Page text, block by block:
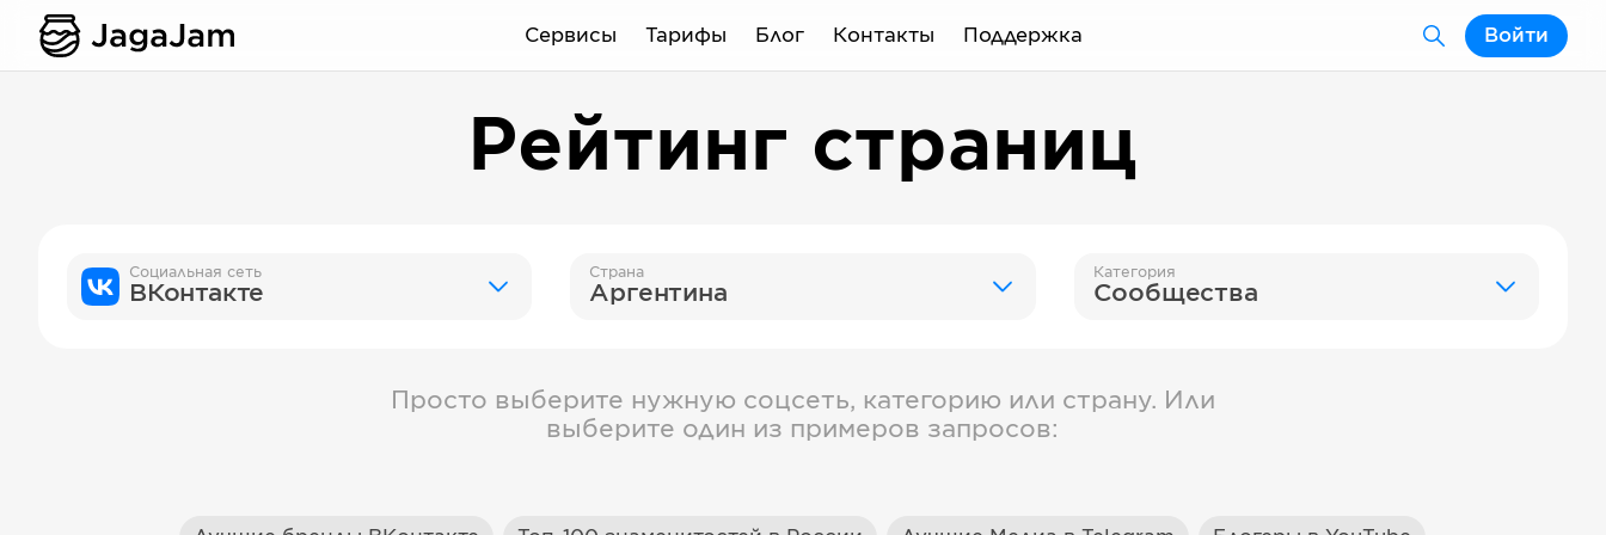
Сервисы Тарифы Блог Контакты Поддержка Войти
Рейтинг страниц
Социальная сеть
ВКонтакте
Страна
Аргентина
Категория
Сообщества
Просто выберите нужную соцсеть, категорию или страну. Или
выберите один из примеров запросов: